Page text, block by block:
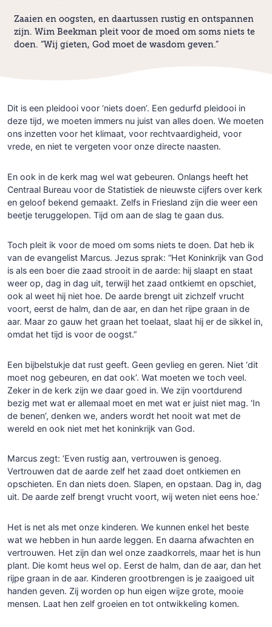
Zaaien en oogsten, en daartussen rustig en ontspannen
zijn. Wim Beekman pleit voor de moed om soms niets te
doen. “Wij gieten, God moet de wasdom geven.”
Dit is een pleidooi voor ‘niets doen’. Een gedurfd pleidooi in
deze tijd, we moeten immers nu juist van alles doen. We moeten
ons inzetten voor het klimaat, voor rechtvaardigheid, voor
vrede, en niet te vergeten voor onze directe naasten.
En ook in de kerk mag wel wat gebeuren. Onlangs heeft het
Centraal Bureau voor de Statistiek de nieuwste cijfers over kerk
en geloof bekend gemaakt. Zelfs in Friesland zijn die weer een
beetje teruggelopen. Tijd om aan de slag te gaan dus.
Toch pleit ik voor de moed om soms niets te doen. Dat heb ik
van de evangelist Marcus. Jezus sprak: “Het Koninkrijk van God
is als een boer die zaad strooit in de aarde: hij slaapt en staat
weer op, dag in dag uit, terwijl het zaad ontkiemt en opschiet,
ook al weet hij niet hoe. De aarde brengt uit zichzelf vrucht
voort, eerst de halm, dan de aar, en dan het rijpe graan in de
aar. Maar zo gauw het graan het toelaat, slaat hij er de sikkel in,
omdat het tijd is voor de oogst.”
Een bijbelstukje dat rust geeft. Geen gevlieg en geren. Niet ‘dit
moet nog gebeuren, en dat ook’. Wat moeten we toch veel.
Zeker in de kerk zijn we daar goed in. We zijn voortdurend
bezig met wat er allemaal moet en met wat er juist niet mag. ‘In
de benen’, denken we, anders wordt het nooit wat met de
wereld en ook niet met het koninkrijk van God.
Marcus zegt: ‘Even rustig aan, vertrouwen is genoeg.
Vertrouwen dat de aarde zelf het zaad doet ontkiemen en
opschieten. En dan niets doen. Slapen, en opstaan. Dag in, dag
uit. De aarde zelf brengt vrucht voort, wij weten niet eens hoe.’
Het is net als met onze kinderen. We kunnen enkel het beste
wat we hebben in hun aarde leggen. En daarna afwachten en
vertrouwen. Het zijn dan wel onze zaadkorrels, maar het is hun
plant. Die komt heus wel op. Eerst de halm, dan de aar, dan het
rijpe graan in de aar. Kinderen grootbrengen is je zaaigoed uit
handen geven. Zij worden op hun eigen wijze grote, mooie
mensen. Laat hen zelf groeien en tot ontwikkeling komen.